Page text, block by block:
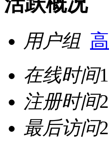
用户组
在线时间
注册时间
最后访问